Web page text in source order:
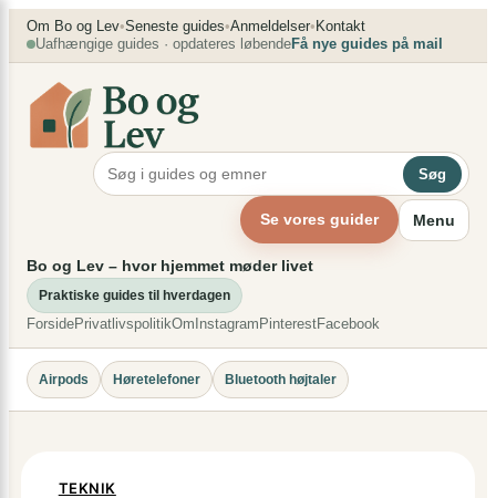
Spring
Om Bo og Lev•Seneste guides•Anmeldelser• Kontakt
Uafhængige guides · opdateres løbendeFå nye guides på mail
Søg
Se vores guider Menu
Bo og Lev – hvor hjemmet møder livet
Praktiske guides til hverdagen
ForsidePrivatlivspolitikOm Instagram PinterestFacebook
Airpods Høretelefoner Bluetooth højtaler
TEKNIK